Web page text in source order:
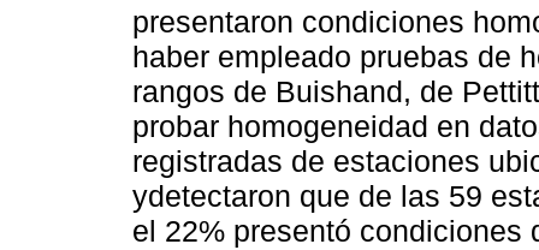
presentaron condiciones
haber empleado pruebas de
rangos de Buishand, de
probar homogeneidad en
registradas de estaciones
ydetectaron que de las 59
el 22% presentó condiciones